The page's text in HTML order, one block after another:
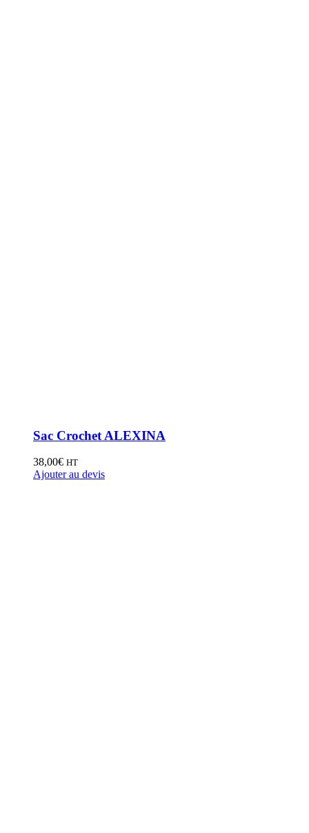
Sac Crochet ALEXINA
38,00€ HT
Ajouter au devis